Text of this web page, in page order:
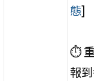
態]
⏱️
報